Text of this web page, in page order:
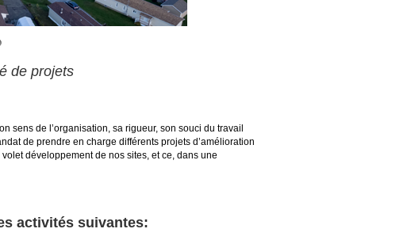
de projets
sens de l’organisation, sa rigueur, son souci du travail
de prendre en charge différents projets d’amélioration
développement de nos sites, et ce, dans une
activités suivantes: